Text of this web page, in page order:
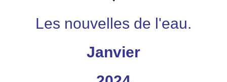
Les nouvelles de l'eau.
Janvier